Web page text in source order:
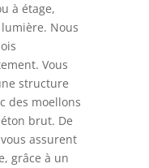
à étage,
Nous
Vous
structure
des moellons
brut. De
assurent
grâce à un